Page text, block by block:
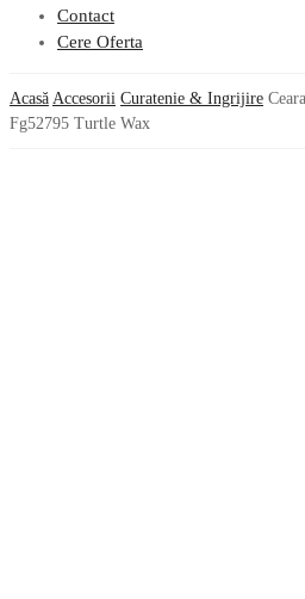
Contact
Cere Oferta
Acasă Accesorii Curatenie & Ingrijire
Fg52795 Turtle Wax